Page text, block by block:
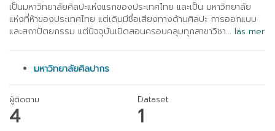
เป็นมหาวิทยาลัยศิลปะแห่งแรกของประเทศไทย และเป็น มหาวิทยาลัย
แห่งที่ห้าของประเทศไทย แต่เดิมมีชื่อเสียงทางด้านศิลปะ การออกแบบ
และสถาปัตยกรรม แต่ปัจจุบันเปิดสอนครอบคลุมทุกสาขาวิชา... läs mer
มหาวิทยาลัยศิลปากร
ผู้ติดตาม
4
Dataset
1